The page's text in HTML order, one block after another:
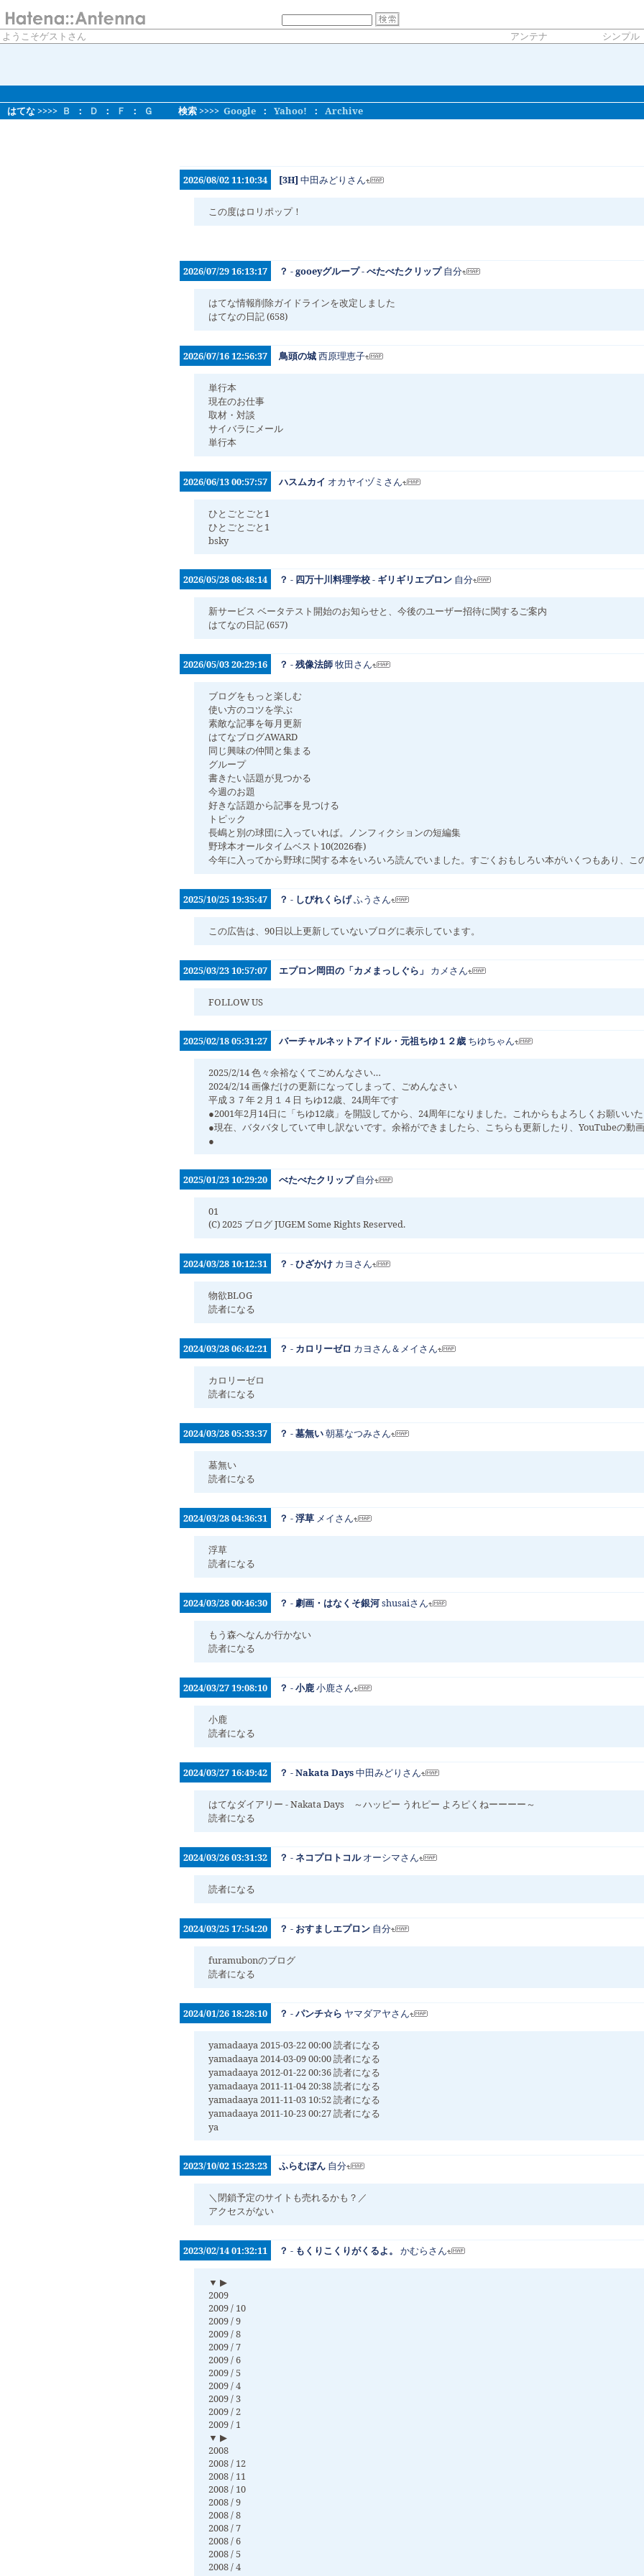
ようこそゲストさん アンテナ シンプル
はてな >>>> Ｂ ： Ｄ ： Ｆ ： Ｇ 検索 >>>> Google ： Yahoo! ：
Archive
2026/08/02 11:10:34 [3H] 中田みどりさん
この度はロリポップ！
2026/07/29 16:13:17 ？ - gooeyグループ - べたべたクリップ 自分
はてな情報削除ガイドラインを改定しました
はてなの日記 (658)
2026/07/16 12:56:37 鳥頭の城西原理恵子
単行本
現在のお仕事
取材・対談
サイバラにメール
単行本
2026/06/13 00:57:57 ハスムカイ オカヤイヅミさん
ひとごとごと1
ひとごとごと1
bsky
2026/05/28 08:48:14 ？ - 四万十川料理学校 - ギリギリエプロン 自分
新サービス ベータテスト開始のお知らせと、今後のユーザー招待に関するご案内
はてなの日記 (657)
2026/05/03 20:29:16 ？ - 残像法師牧田さん
ブログをもっと楽しむ
使い方のコツを学ぶ
素敵な記事を毎月更新
はてなブログAWARD
同じ興味の仲間と集まる
グループ
書きたい話題が見つかる
今週のお題
好きな話題から記事を見つける
トピック
長嶋と別の球団に入っていれば。ノンフィクションの短編集
野球本オールタイムベスト10(2026春)
今年に入ってから野球に関する本をいろいろ読んでいました。すごくおもしろい本がいくつもあり、こ
2025/10/25 19:35:47 ？ - しびれくらげふうさん
この広告は、90日以上更新していないブログに表示しています。
2025/03/23 10:57:07 エプロン岡田の「カメまっしぐら」 カメさん
FOLLOW US
2025/02/18 05:31:27 バーチャルネットアイドル・元祖ちゆ１２歳 ちゆちゃん
2025/2/14 色々余裕なくてごめんなさい…
2024/2/14 画像だけの更新になってしまって、ごめんなさい
平成３７年２月１４日 ちゆ12歳、24周年です
●2001年2月14日に「ちゆ12歳」を開設してから、24周年になりました。これからもよろしくお願いい
●現在、バタバタしていて申し訳ないです。余裕ができましたら、こちらも更新したり、YouTubeの動
●
2025/01/23 10:29:20 べたべたクリップ 自分
01
(C) 2025 ブログ JUGEM Some Rights Reserved.
2024/03/28 10:12:31 ？ - ひざかけ カヨさん
物欲BLOG
読者になる
2024/03/28 06:42:21 ？ - カロリーゼロ カヨさん＆メイさん
カロリーゼロ
読者になる
2024/03/28 05:33:37 ？ - 墓無い朝墓なつみさん
墓無い
読者になる
2024/03/28 04:36:31 ？ - 浮草 メイさん
浮草
読者になる
2024/03/28 00:46:30 ？ - 劇画・はなくそ銀河shusaiさん
もう森へなんか行かない
読者になる
2024/03/27 19:08:10 ？ - 小鹿小鹿さん
小鹿
読者になる
2024/03/27 16:49:42 ？ - Nakata Days中田みどりさん
はてなダイアリー - Nakata Days ～ハッピー うれピー よろピくねーーーー～
読者になる
2024/03/26 03:31:32 ？ - ネコプロトコル オーシマさん
読者になる
2024/03/25 17:54:20 ？ - おすましエプロン 自分
furamubonのブログ
読者になる
2024/01/26 18:28:10 ？ - パンチ☆ら ヤマダアヤさん
yamadaaya 2015-03-22 00:00 読者になる
yamadaaya 2014-03-09 00:00 読者になる
yamadaaya 2012-01-22 00:36 読者になる
yamadaaya 2011-11-04 20:38 読者になる
yamadaaya 2011-11-03 10:52 読者になる
yamadaaya 2011-10-23 00:27 読者になる
ya
2023/10/02 15:23:23 ふらむぼん 自分
＼閉鎖予定のサイトも売れるかも？／
アクセスがない
2023/02/14 01:32:11 ？ - もくりこくりがくるよ。 かむらさん
▼ ▶
2009
2009 / 10
2009 / 9
2009 / 8
2009 / 7
2009 / 6
2009 / 5
2009 / 4
2009 / 3
2009 / 2
2009 / 1
▼ ▶
2008
2008 / 12
2008 / 11
2008 / 10
2008 / 9
2008 / 8
2008 / 7
2008 / 6
2008 / 5
2008 / 4